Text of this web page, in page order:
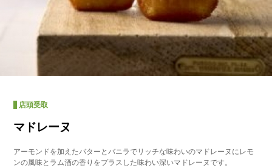
マドレーヌ
店頭受取
アーモンドを加えたバターとバニラでリッチな味わいのマドレーヌにレモ
ンの風味とラム酒の香りをプラスした味わい深いマドレーヌです。